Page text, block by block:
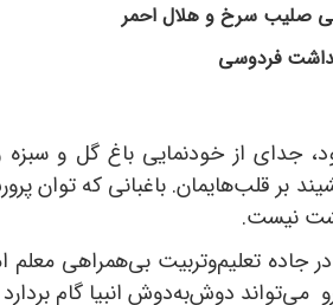
جدای از خودنمایی باغ گل و سبزه
قلب‌هایمان. باغبانی که توان
نیست.
جاده تعلیم‌وتربیت بی‌همراهی
می‌تواند دوش‌به‌دوش انبیا گام